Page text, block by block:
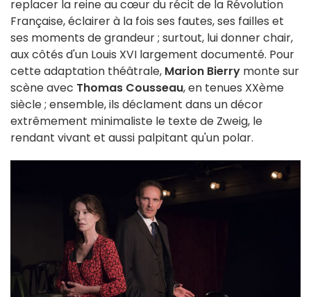
replacer la reine au cœur du récit de la Révolution
Française, éclairer à la fois ses fautes, ses failles et
ses moments de grandeur ; surtout, lui donner chair,
aux côtés d'un Louis XVI largement documenté. Pour
cette adaptation théâtrale, Marion Bierry monte sur
scène avec Thomas Cousseau, en tenues XXème
siècle ; ensemble, ils déclament dans un décor
extrêmement minimaliste le texte de Zweig, le
rendant vivant et aussi palpitant qu'un polar.